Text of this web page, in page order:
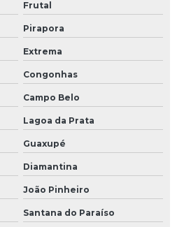
Frutal
Pirapora
Extrema
Congonhas
Campo Belo
Lagoa da Prata
Guaxupé
Diamantina
João Pinheiro
Santana do Paraíso